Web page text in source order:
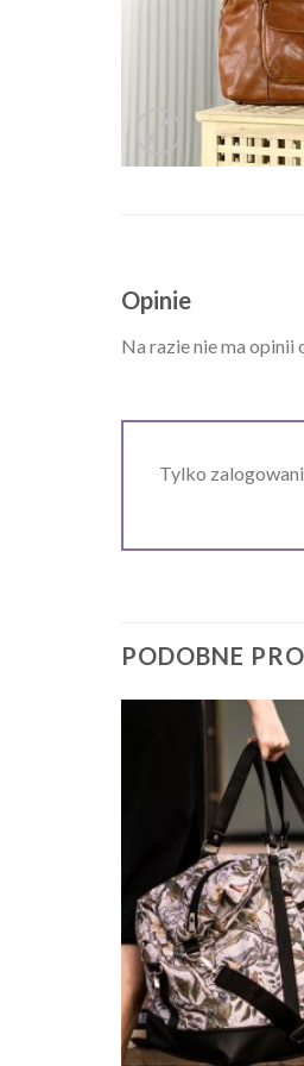
Opinie
Na razie nie ma opinii
Tylko
PODOBNE